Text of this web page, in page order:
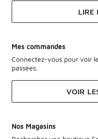
LIRE
Mes commandes
Connectez-vous pour voir
passées.
VOIR
Nos Magasins